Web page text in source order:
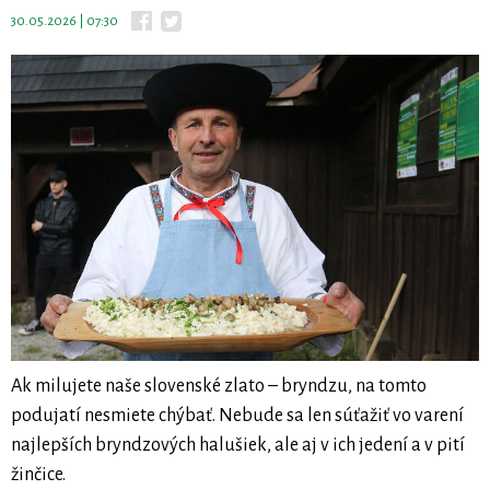
30.05.2026 | 07:30
Ak milujete naše slovenské zlato – bryndzu, na tomto
podujatí nesmiete chýbať. Nebude sa len súťažiť vo varení
najlepších bryndzových halušiek, ale aj v ich jedení a v pití
žinčice.